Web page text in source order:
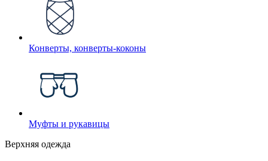
Конверты, конверты-коконы
Муфты и рукавицы
Верхняя одежда